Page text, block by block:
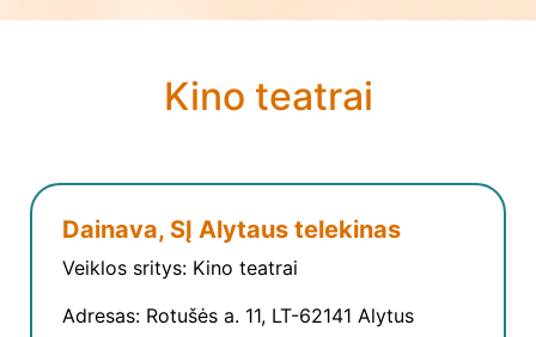
Kino teatrai
Dainava, SĮ Alytaus telekinas
Veiklos sritys: Kino teatrai
Adresas: Rotušės a. 11, LT-62141 Alytus